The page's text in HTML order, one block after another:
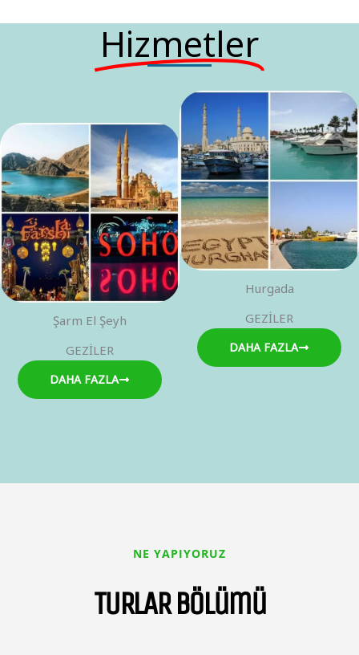
Hizmetler
Şarm El Şeyh
GEZİLER
DAHA FAZLA
Hurgada
GEZİLER
DAHA FAZLA
NE YAPIYORUZ
TURLAR bölümü